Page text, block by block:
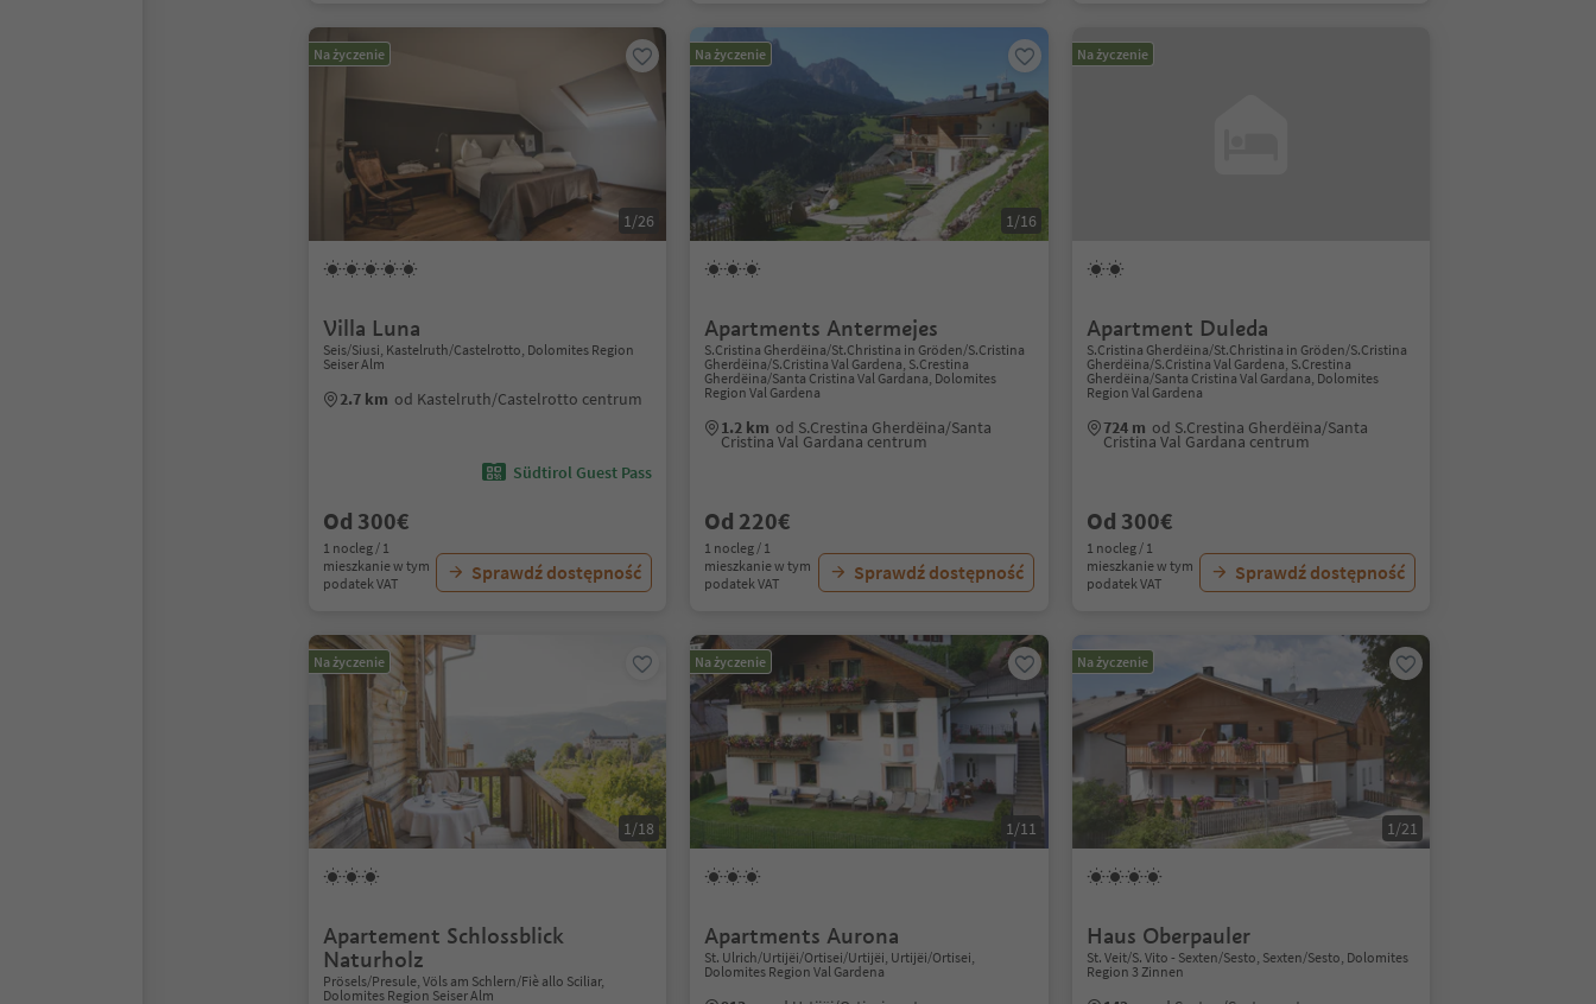
Na życzenie
1/26
Villa Luna
Seis/Siusi, Kastelruth/Castelrotto, Dolomites Region
Seiser Alm
2.7 km od Kastelruth/Castelrotto centrum
Südtirol Guest Pass
Od 300€
1 nocleg / 1
mieszkanie w tym
podatek VAT
Sprawdź dostępność
Na życzenie
1/16
Apartments Antermejes
S.Cristina Gherdëina/St.Christina in Gröden/S.Cristina
Gherdëina/S.Cristina Val Gardena, S.Crestina
Gherdëina/Santa Cristina Val Gardana, Dolomites
Region Val Gardena
1.2 km od S.Crestina Gherdëina/Santa
Cristina Val Gardana centrum
Od 220€
1 nocleg / 1
mieszkanie w tym
podatek VAT
Sprawdź dostępność
Na życzenie
Apartment Duleda
S.Cristina Gherdëina/St.Christina in Gröden/S.Cristina
Gherdëina/S.Cristina Val Gardena, S.Crestina
Gherdëina/Santa Cristina Val Gardana, Dolomites
Region Val Gardena
724 m od S.Crestina Gherdëina/Santa
Cristina Val Gardana centrum
Od 300€
1 nocleg / 1
mieszkanie w tym
podatek VAT
Sprawdź dostępność
Na życzenie
1/18
Apartement Schlossblick
Naturholz
Prösels/Presule, Völs am Schlern/Fiè allo Sciliar,
Dolomites Region Seiser Alm
Na życzenie
1/11
Apartments Aurona
St. Ulrich/Urtijëi/Ortisei/Urtijëi, Urtijëi/Ortisei,
Dolomites Region Val Gardena
Na życzenie
1/21
Haus Oberpauler
St. Veit/S. Vito - Sexten/Sesto, Sexten/Sesto, Dolomites
Region 3 Zinnen